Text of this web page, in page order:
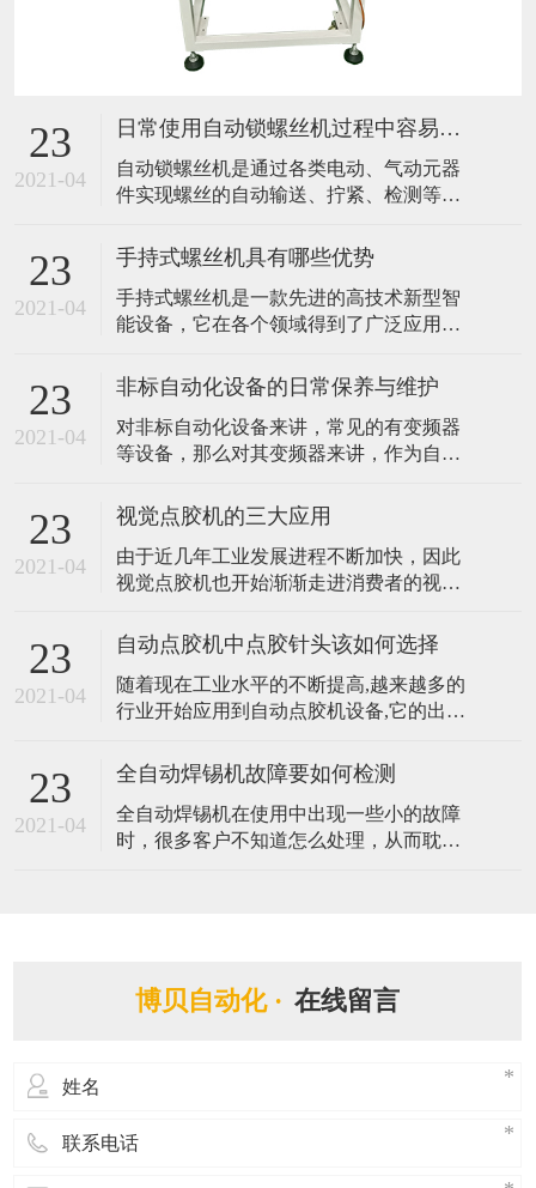
23
2021-04
日常使用自动锁螺丝机过程中容易忽视哪些问题？
​自动锁螺丝机是通过各类电动、气动元器
件实现螺丝的自动输送、拧紧、检测等工
减少人工数量及减少人工误操作带来的不
良因素。是一种典型的非标自动化设备。
由于其属于非标自动化设备，具有可定制
的特性，涉及螺丝紧固的产品都能获得相
平常使用自
23
2021-04
手持式螺丝机具有哪些优势
手持式螺丝机是一款先进的高技术新型智
能设备，它在各个领域得到了广泛应用。
行业和各大电子产品生产中都离不开它。
想必大家一定十分好奇，手持式螺丝机的
优势到底有哪些。 1、多功能长时效 手持
式螺丝机具备完善齐全的功能且长时效工
接，移
23
2021-04
非标自动化设备的日常保养与维护
对非标自动化设备来讲，常见的有变频器
等设备，那么对其变频器来讲，作为自动
保养与维护呢? 首先就保养过程来讲，有些
保养是需要每天进行的，比如对变频器的
环境温度与湿度进行检查，因为其对变频
器会产生比较重要的影响，当环境过高的
坏，或
23
2021-04
视觉点胶机的三大应用
由于近几年工业发展进程不断加快，因此
视觉点胶机也开始渐渐走进消费者的视线
域且备受青睐。主要是因为它拥有超大储
存的硬盘，以及附带视觉检测定位系统而
能够有效辅助程式编辑，实时追踪坐标轨
迹，大大提升编程的效率。那么拥有如此
工智能
23
2021-04
自动点胶机中点胶针头该如何选择
随着现在工业水平的不断提高,越来越多的
行业开始应用到自动点胶机设备,它的出现
品质与效率。点胶针头在自动点胶机中扮
演着很重要的角色,不同的胶水需要配不同
样式的点胶针头,它将直接与间接影响着点
胶机的点胶质量与效果,由此可见其点胶针
23
2021-04
全自动焊锡机故障要如何检测
全自动焊锡机在使用中出现一些小的故障
时，很多客户不知道怎么处理，从而耽误
障要如何检测? 1. 检测全自动焊锡机所有的
博贝自动化 · 在线留言